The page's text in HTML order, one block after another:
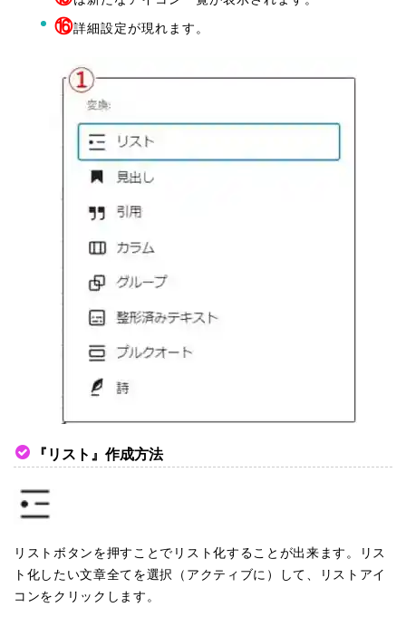
⑯詳細設定が現れます。
『リスト』作成方法
リストボタンを押すことでリスト化することが出来ます。リス
ト化したい文章全てを選択（アクティブに）して、リストアイ
コンをクリックします。